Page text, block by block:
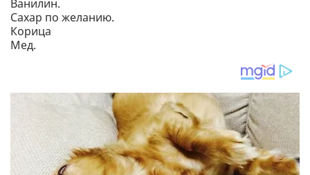
Ванилин.
Сахар по желанию.
Корица
Мед.